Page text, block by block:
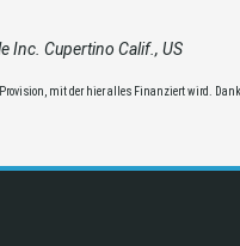
Inc. Cupertino Calif., US
mit der hier alles Finanziert wird.